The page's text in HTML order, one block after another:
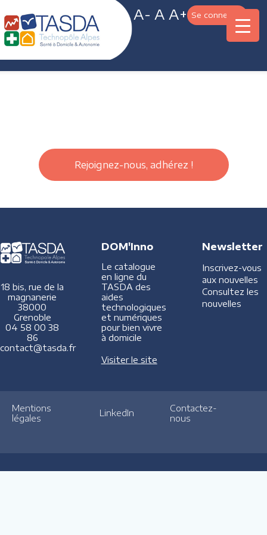
A- A A+ Se connecter
Rejoignez-nous, adhérez !
18 bis, rue de la
magnanerie
38000
Grenoble
04 58 00 38
86
contact@tasda.fr
DOM'Inno
Le catalogue
en ligne du
TASDA des
aides
technologiques
et numériques
pour bien vivre
à domicile
Visiter le site
Newsletter
Inscrivez-vous
aux nouvelles
Consultez les
nouvelles
Mentions
légales
LinkedIn
Contactez-
nous